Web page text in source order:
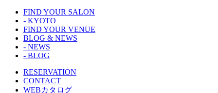
FIND YOUR SALON
- KYOTO
FIND YOUR VENUE
BLOG & NEWS
- NEWS
- BLOG
RESERVATION
CONTACT
WEBカタログ